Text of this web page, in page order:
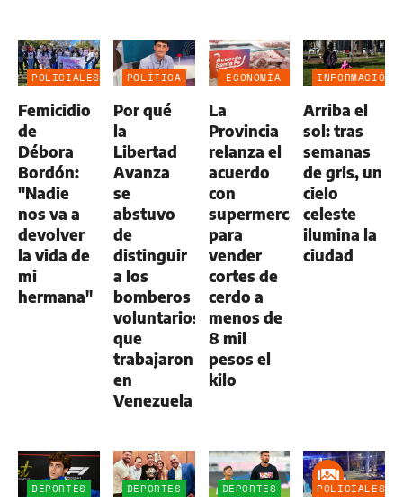
POLICIALES
Femicidio
de
Débora
Bordón:
"Nadie
nos va a
devolver
la vida de
mi
hermana"
POLÍTICA
Por qué
la
Libertad
Avanza
se
abstuvo
de
distinguir
a los
bomberos
voluntarios
que
trabajaron
en
Venezuela
ECONOMÍA
La
Provincia
relanza el
acuerdo
con
supermercados
para
vender
cortes de
cerdo a
menos de
8 mil
pesos el
kilo
INFORMACIÓN
Arriba el
sol: tras
semanas
de gris, un
cielo
celeste
ilumina la
ciudad
DEPORTES DEPORTES DEPORTES POLICIALES